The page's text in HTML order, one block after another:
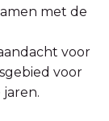
met de
voor
voor